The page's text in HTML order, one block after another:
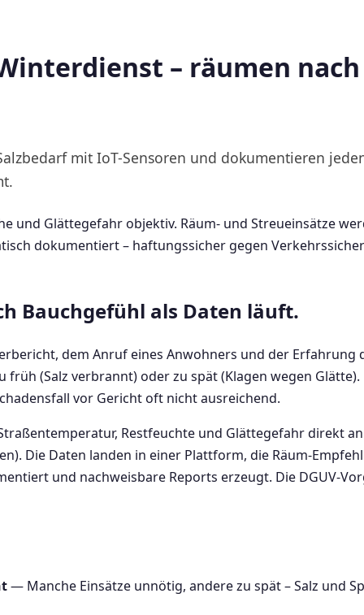
– räumen nach
mit IoT-Sensoren und dokumentieren
und Glättegefahr objektiv. Räum- und Streueinsätze
dokumentiert – haftungssicher gegen
Bauchgefühl als Daten läuft.
dem Anruf eines Anwohners und der Erfahrung
(Salz verbrannt) oder zu spät (Klagen wegen Glätte).
vor Gericht oft nicht ausreichend.
Restfeuchte und Glättegefahr direkt an
Die Daten landen in einer Plattform, die Räum-
und nachweisbare Reports erzeugt. Die DGUV-
— Manche Einsätze unnötig, andere zu spät – Salz und